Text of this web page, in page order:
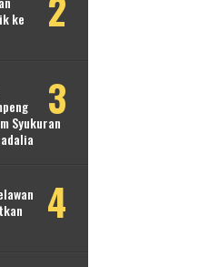
ke
Syukuran